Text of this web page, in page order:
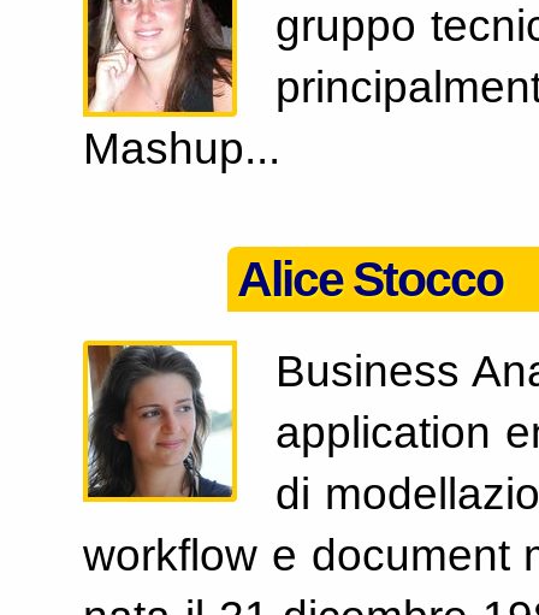
gruppo
Mashup...
Alice Stocco
Business
application
di
workflow e document